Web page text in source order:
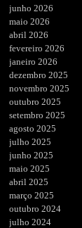
junho 2026
maio 2026
abril 2026
fevereiro 2026
janeiro 2026
dezembro 2025
novembro 2025
outubro 2025
setembro 2025
agosto 2025
julho 2025
junho 2025
maio 2025
abril 2025
março 2025
outubro 2024
julho 2024